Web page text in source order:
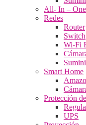
All- In –
Redes
Router
Switch
Wi-Fi
Smart Home
Protección
UPS